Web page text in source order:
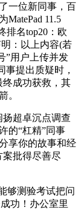
一位新同事，百
11.5
排名top20：欧
：以上内容(若
”用户上传并发
事提出质疑时，
终成功获救，其
。
超卓沉点调查
的“杠精”同事
享你的故事和经
批得尽善尽
测验考试把问
功！办公室里